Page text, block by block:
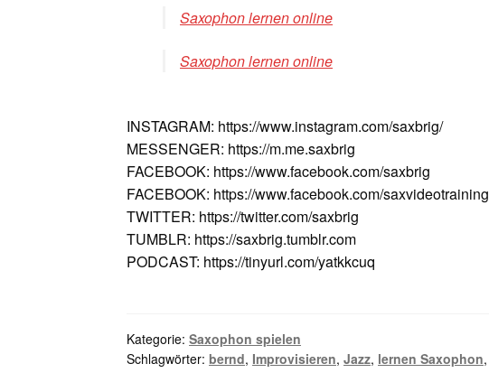
Saxophon lernen online
Saxophon lernen online
INSTAGRAM: https://www.instagram.com/saxbrig/
MESSENGER: https://m.me.saxbrig
FACEBOOK: https://www.facebook.com/saxbrig
FACEBOOK: https://www.facebook.com/saxvideotraining
TWITTER: https://twitter.com/saxbrig
TUMBLR: https://saxbrig.tumblr.com
PODCAST: https://tinyurl.com/yatkkcuq
Kategorie:Saxophon spielen
Schlagwörter:bernd, Improvisieren,Jazz, lernen Saxophon,